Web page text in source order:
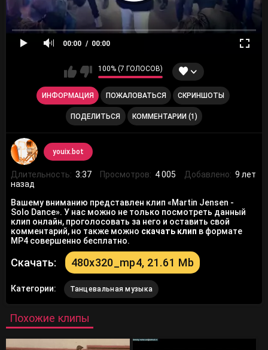
00:00 00:00
100% (7 ГОЛОСОВ)
ИНФОРМАЦИЯ ПОЖАЛОВАТЬСЯ СКРИНШОТЫ
ПОДЕЛИТЬСЯ КОММЕНТАРИИ (1)
youix.bot
Длительность: 3:37 Просмотров: 4 005 Добавлено: 9 лет
назад
Вашему вниманию представлен клип «Martin Jensen -
Solo Dance». У нас можно не только посмотреть данный
клип онлайн, проголосовать за него и оставить свой
комментарий, но также можно скачать клип в формате
MP4 совершенно бесплатно.
Скачать: 480x320_mp4, 21.61 Mb
Категории: Танцевальная музыка
Похожие клипы